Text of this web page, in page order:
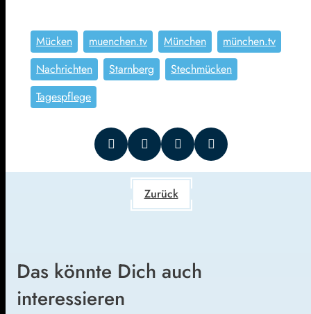
Mücken muenchen.tv München
münchen.tv
Nachrichten
Starnberg
Stechmücken
Tagespflege
Zurück
Das könnte Dich auch
interessieren